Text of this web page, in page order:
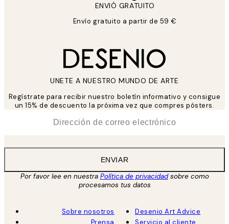
ENVIÓ GRATUITO
Envío gratuito a partir de 59 €
UNETE A NUESTRO MUNDO DE ARTE
Regístrate para recibir nuestro boletín informativo y consigue
un 15% de descuento la próxima vez que compres pósters.
ENVIAR
Por favor lee en nuestra Política de privacidadsobre como
procesamos tus datos
Sobre nosotros
Prensa
Desenio Art Advice
Servicio al cliente